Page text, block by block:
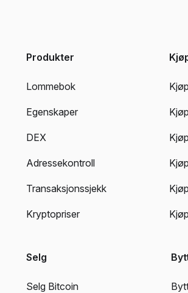
Produkter
Lommebok
Egenskaper
DEX
Adressekontroll
Transaksjonssjekk
Kryptopriser
Selg
Selg Bitcoin